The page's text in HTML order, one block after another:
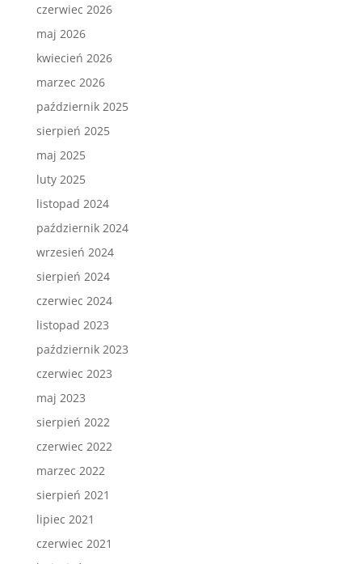
czerwiec 2026
maj 2026
kwiecień 2026
marzec 2026
październik 2025
sierpień 2025
maj 2025
luty 2025
listopad 2024
październik 2024
wrzesień 2024
sierpień 2024
czerwiec 2024
listopad 2023
październik 2023
czerwiec 2023
maj 2023
sierpień 2022
czerwiec 2022
marzec 2022
sierpień 2021
lipiec 2021
czerwiec 2021